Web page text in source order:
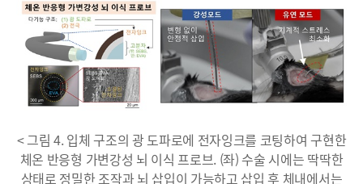
< 그림 4. 입체 구조의 광 도파로에 전자잉크를 코팅하여 구현한
체온 반응형 가변강성 뇌 이식 프로브. (좌) 수술 시에는 딱딱한
상태로 정밀한 조작과 뇌 삽입이 가능하고 삽입 후 체내에서는